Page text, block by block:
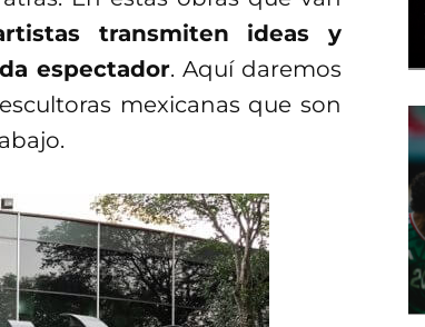
transmiten ideas y
espectador. Aquí daremos
mexicanas que son